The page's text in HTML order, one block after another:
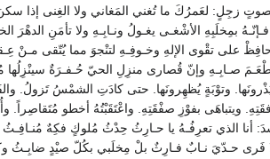
زجِلٍ: لعَمرُكَ ما تُغني المَغاني ولا الغِنى إذا
بمِخلَبِهِ الأشْغـى يغـولُ ونـابِـهِ ولا تأمَنِ الدهْرَ
تقْوى الإلهِ وخـوفِـهِ لتنْجوَ مما يُتّقى مـنْ
صـابِـهِ وإنّ قُصارى منزِلِ الحيّ حُـفـرَةٌ سينْزِلُها
يُذْرونَها. وتوْبَةٍ يُظهِرونَها. حتى كادَتِ الشمْسُ تَزولُ.
ويتباهَى بفوْزِ صفْقَتِهِ. واعْتَقَبْتُهُ أخطو
الذي تعرِفُـهُ يا حـارِثُ حِدْثُ مُلوكٍ فكِهٌ
حـدّيَ نـابٌ فـارِثٌ بلْ مِخلَبي بكُلّ صيْدٍ ضابِـثُ